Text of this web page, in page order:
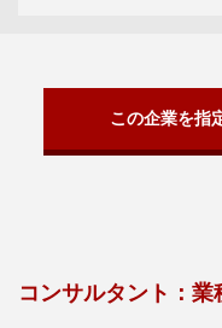
この企業を指
コンサルタント：業